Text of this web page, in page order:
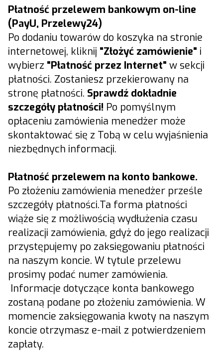
Płatność przelewem bankowym on-line
(PayU, Przelewy24)
Po dodaniu towarów do koszyka na stronie
internetowej, kliknij "Złożyć zamówienie" i
wybierz "Płatność przez Internet" w sekcji
płatności. Zostaniesz przekierowany na
stronę płatności. Sprawdź dokładnie
szczegóły płatności! Po pomyślnym
opłaceniu zamówienia menedżer może
skontaktować się z Tobą w celu wyjaśnienia
niezbędnych informacji.
Płatność przelewem na konto bankowe.
Po złożeniu zamówienia menedżer prześle
szczegóły płatności.Ta forma płatności
wiąże się z możliwością wydłużenia czasu
realizacji zamówienia, gdyż do jego realizacji
przystępujemy po zaksięgowaniu płatności
na naszym koncie. W tytule przelewu
prosimy podać numer zamówienia.
Informacje dotyczące konta bankowego
zostaną podane po złożeniu zamówienia. W
momencie zaksięgowania kwoty na naszym
koncie otrzymasz e-mail z potwierdzeniem
zapłaty.